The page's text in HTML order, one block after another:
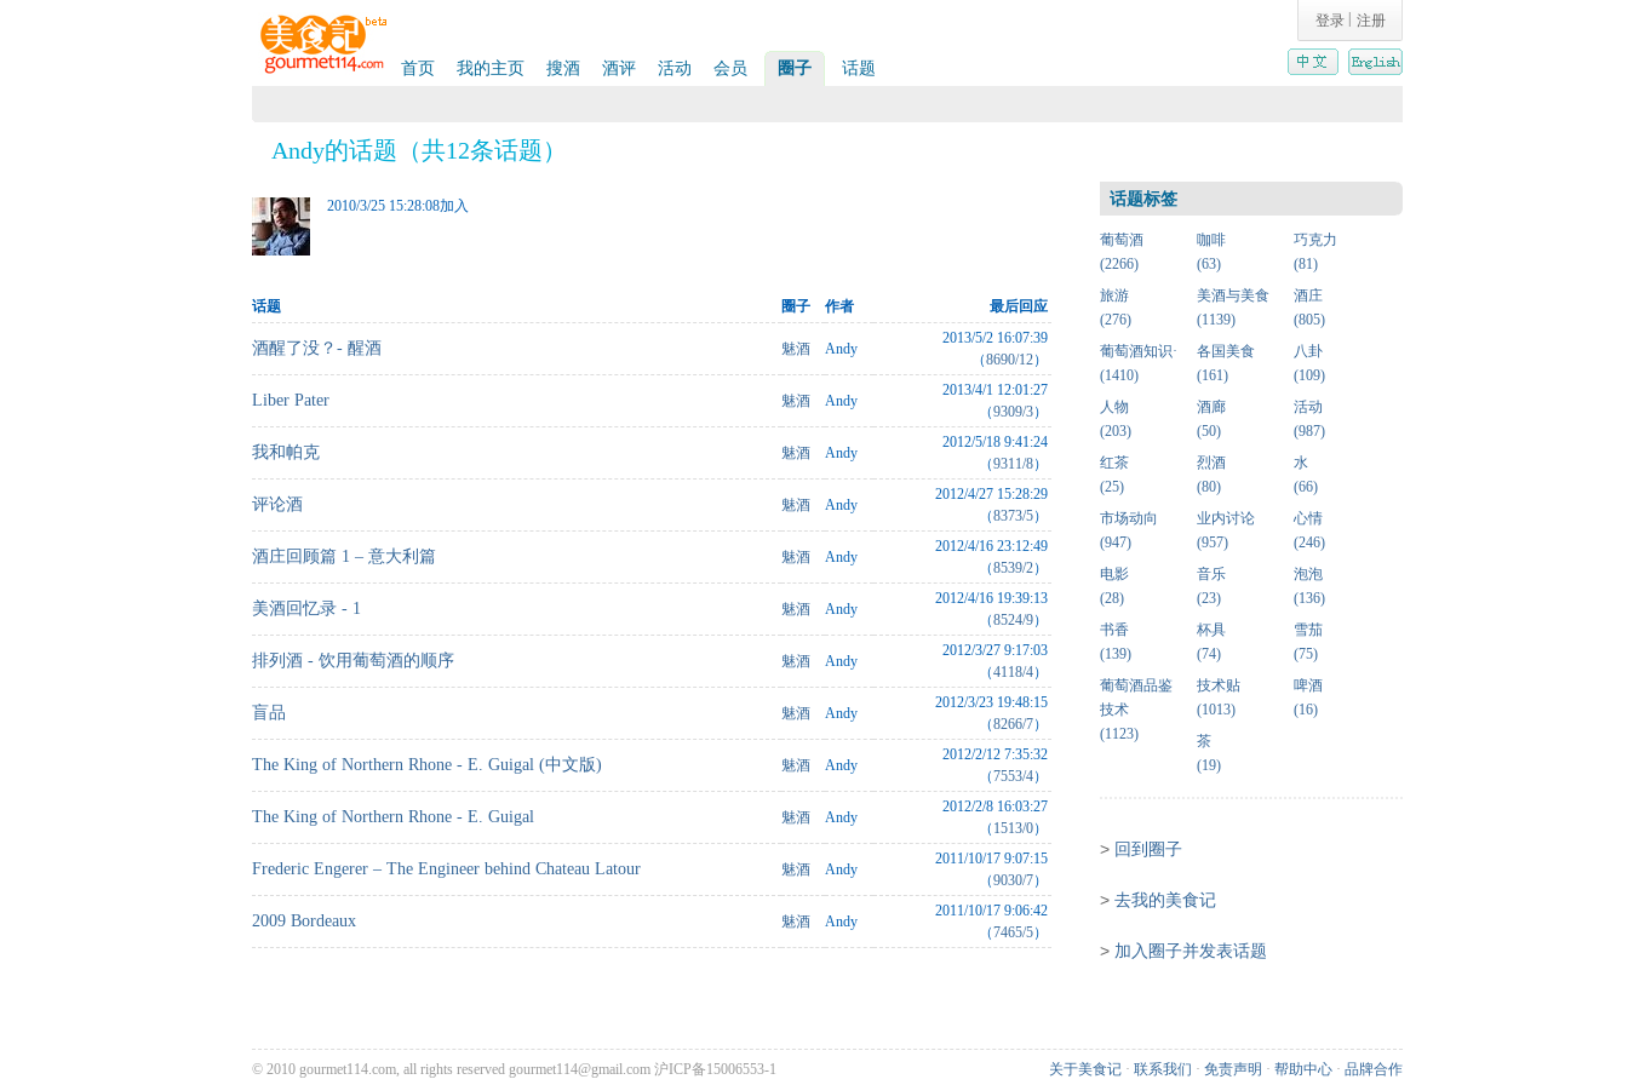
登录 注册
首页 我的主页 搜酒 酒评 活动 会员 圈子 话题
Andy的话题（共12条话题）
2010/3/25 15:28:08加入
话题 圈子 作者 最后回应
酒醒了没？- 醒酒 魅酒 Andy
2013/5/2 16:07:39
（8690/12）
Liber Pater 魅酒 Andy
2013/4/1 12:01:27
（9309/3）
我和帕克 魅酒 Andy
2012/5/18 9:41:24
（9311/8）
评论酒 魅酒 Andy
2012/4/27 15:28:29
（8373/5）
酒庄回顾篇 1 – 意大利篇 魅酒 Andy
2012/4/16 23:12:49
（8539/2）
美酒回忆录 - 1 魅酒 Andy
2012/4/16 19:39:13
（8524/9）
排列酒 - 饮用葡萄酒的顺序 魅酒 Andy
2012/3/27 9:17:03
（4118/4）
盲品 魅酒 Andy
2012/3/23 19:48:15
（8266/7）
The King of Northern Rhone - E. Guigal (中文版) 魅酒 Andy
2012/2/12 7:35:32
（7553/4）
The King of Northern Rhone - E. Guigal 魅酒 Andy
2012/2/8 16:03:27
（ 1513/0）
Frederic Engerer – The Engineer behind Chateau Latour 魅酒 Andy
2011/10/17 9:07:15
（9030/7）
2009 Bordeaux 魅酒 Andy
2011/10/17 9:06:42
（7465/5）
话题标签
葡萄酒
(2266)
咖啡
(63)
巧克力
(81)
旅游
(276)
美酒与美食
(1139)
酒庄
(805)
葡萄酒知识·
(1410)
各国美食
(161)
八卦
(109)
人物
(203)
酒廊
(50)
活动
(987)
红茶
(25)
烈酒
(80)
水
(66)
市场动向
(947)
业内讨论
(957)
心情
(246)
电影
(28)
音乐
(23)
泡泡
(136)
书香
(139)
杯具
(74)
雪茄
(75)
葡萄酒品鉴
技术
(1123)
技术贴
(1013)
啤酒
(16)
茶
(19)
> 回到圈子
> 去我的美食记
> 加入圈子并发表话题
© 2010 gourmet114.com, all rights reserved gourmet114@gmail.com 沪ICP备15006553-1 关于美食记 · 联系我们 · 免责声明 · 帮助中心 · 品牌合作